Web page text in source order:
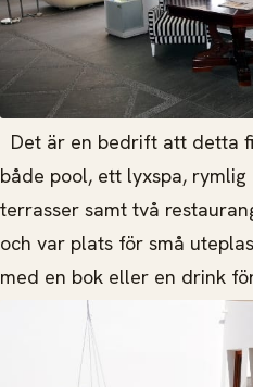
Det är en bedrift att detta
både pool, ett lyxspa,
terrasser samt två
och var plats för små
med en bok eller en drink